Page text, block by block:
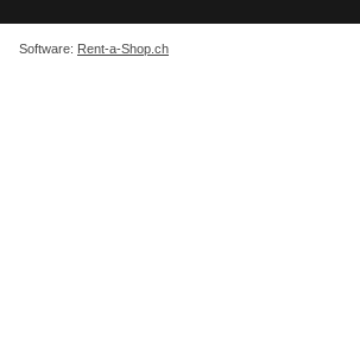
Software: Rent-a-Shop.ch